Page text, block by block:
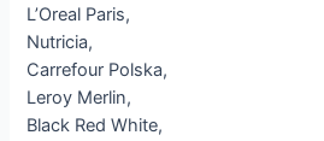
L’Oreal Paris,
Nutricia,
Carrefour Polska,
Leroy Merlin,
Black Red White,